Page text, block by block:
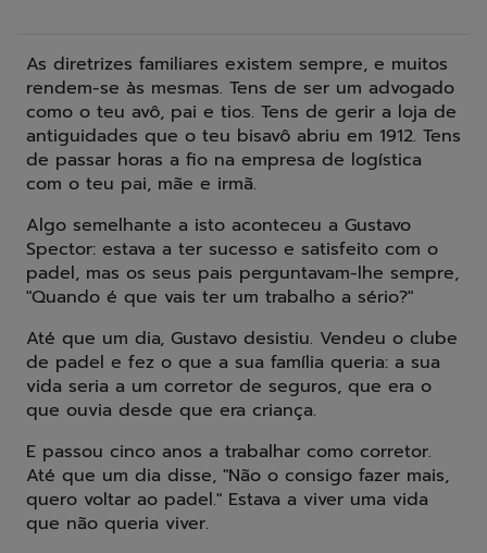
As diretrizes familiares existem sempre, e muitos
rendem-se às mesmas. Tens de ser um advogado
como o teu avô, pai e tios. Tens de gerir a loja de
antiguidades que o teu bisavô abriu em 1912. Tens
de passar horas a fio na empresa de logística
com o teu pai, mãe e irmã.
Algo semelhante a isto aconteceu a Gustavo
Spector: estava a ter sucesso e satisfeito com o
padel, mas os seus pais perguntavam-lhe sempre,
"Quando é que vais ter um trabalho a sério?"
Até que um dia, Gustavo desistiu. Vendeu o clube
de padel e fez o que a sua família queria: a sua
vida seria a um corretor de seguros, que era o
que ouvia desde que era criança.
E passou cinco anos a trabalhar como corretor.
Até que um dia disse, "Não o consigo fazer mais,
quero voltar ao padel." Estava a viver uma vida
que não queria viver.